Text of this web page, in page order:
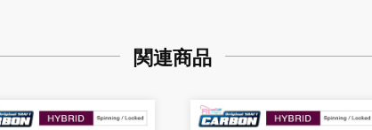
関連商品